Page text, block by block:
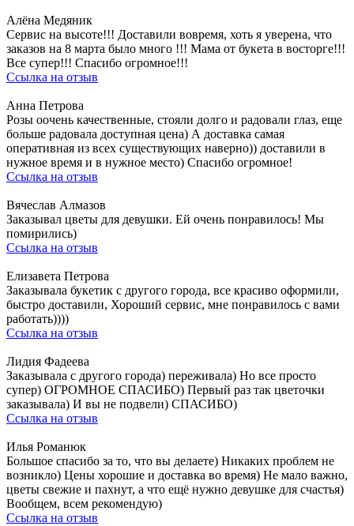
Алёна Медяник
Сервис на высоте!!! Доставили вовремя, хоть я уверена, что
заказов на 8 марта было много !!! Мама от букета в восторге!!!
Все супер!!! Спасибо огромное!!!
Ссылка на отзыв
Анна Петрова
Розы оочень качественные, стояли долго и радовали глаз, еще
больше радовала доступная цена) А доставка самая
оперативная из всех существующих наверно)) доставили в
нужное время и в нужное место) Спасибо огромное!
Ссылка на отзыв
Вячеслав Алмазов
Заказывал цветы для девушки. Ей очень понравилось! Мы
помирились)
Ссылка на отзыв
Елизавета Петрова
Заказывала букетик с другого города, все красиво оформили,
быстро доставили, Хороший сервис, мне понравилось с вами
работать))))
Ссылка на отзыв
Лидия Фадеева
Заказывала с другого города) переживала) Но все просто
супер) ОГРОМНОЕ СПАСИБО) Первый раз так цветочки
заказывала) И вы не подвели) СПАСИБО)
Ссылка на отзыв
Илья Романюк
Большое спасибо за то, что вы делаете) Никаких проблем не
возникло) Цены хорошие и доставка во время) Не мало важно,
цветы свежие и пахнут, а что ещё нужно девушке для счастья)
Вообщем, всем рекомендую)
Ссылка на отзыв